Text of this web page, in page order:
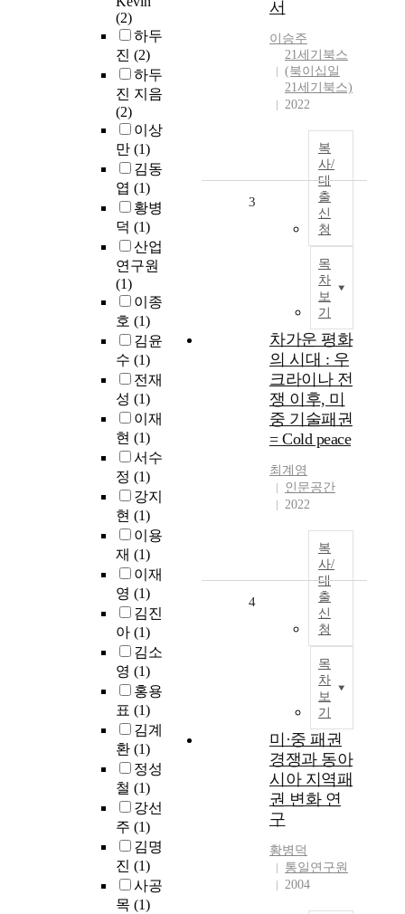
(2)
하두
진 (2)
하두
진 지음
(2)
이상
만 (1)
김동
엽 (1)
황병
덕 (1)
산업
연구원
(1)
이종
호 (1)
김윤
수 (1)
전재
성 (1)
이재
현 (1)
서수
정 (1)
강지
현 (1)
이용
재 (1)
이재
영 (1)
김진
아 (1)
김소
영 (1)
홍용
표 (1)
김계
환 (1)
정성
철 (1)
강선
주 (1)
김명
진 (1)
사공
목 (1)
서
이승주
21세기북스
(북이십일
21세기북스)
2022
복
사/
대
출
신
청
목
차
보
기
3
차가운 평화
의 시대 : 우
크라이나 전
쟁 이후, 미
중 기술패권
= Cold peace
최계영
인문공간
2022
복
사/
대
출
신
청
목
차
보
기
4
미·중 패권
경쟁과 동아
시아 지역패
권 변화 연
구
황병덕
통일연구원
2004